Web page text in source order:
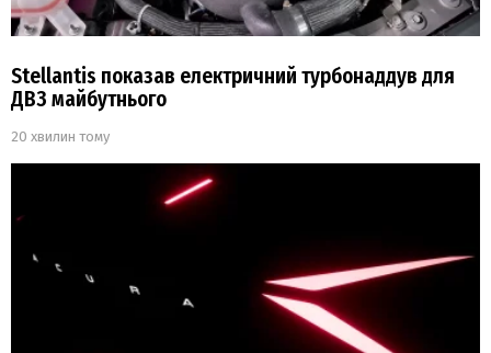
Stellantis показав електричний турбонаддув для
ДВЗ майбутнього
20 хвилин тому